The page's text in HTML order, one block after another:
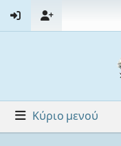
Κύριο μενού